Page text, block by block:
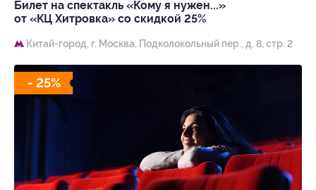
Билет на спектакль «Кому я нужен...»
от «КЦ Хитровка» со скидкой 25%
Китай-город, г. Москва, Подколокольный пер., д. 8, стр. 2
- 25%